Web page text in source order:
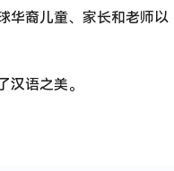
华裔儿童、家长和老师以
语之美。